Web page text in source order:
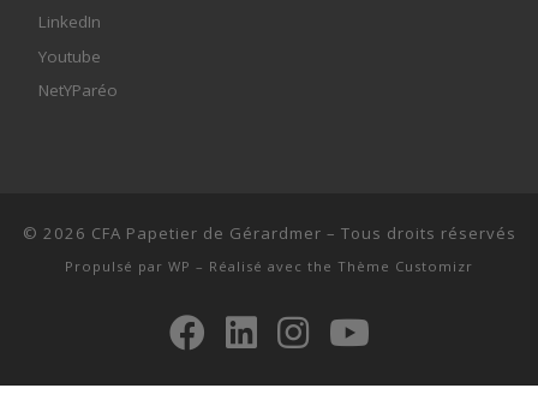
LinkedIn
Youtube
NetYParéo
© 2026 CFA Papetier de Gérardmer – Tous droits réservés
Propulsé par WP – Réalisé avec the Thème Customizr